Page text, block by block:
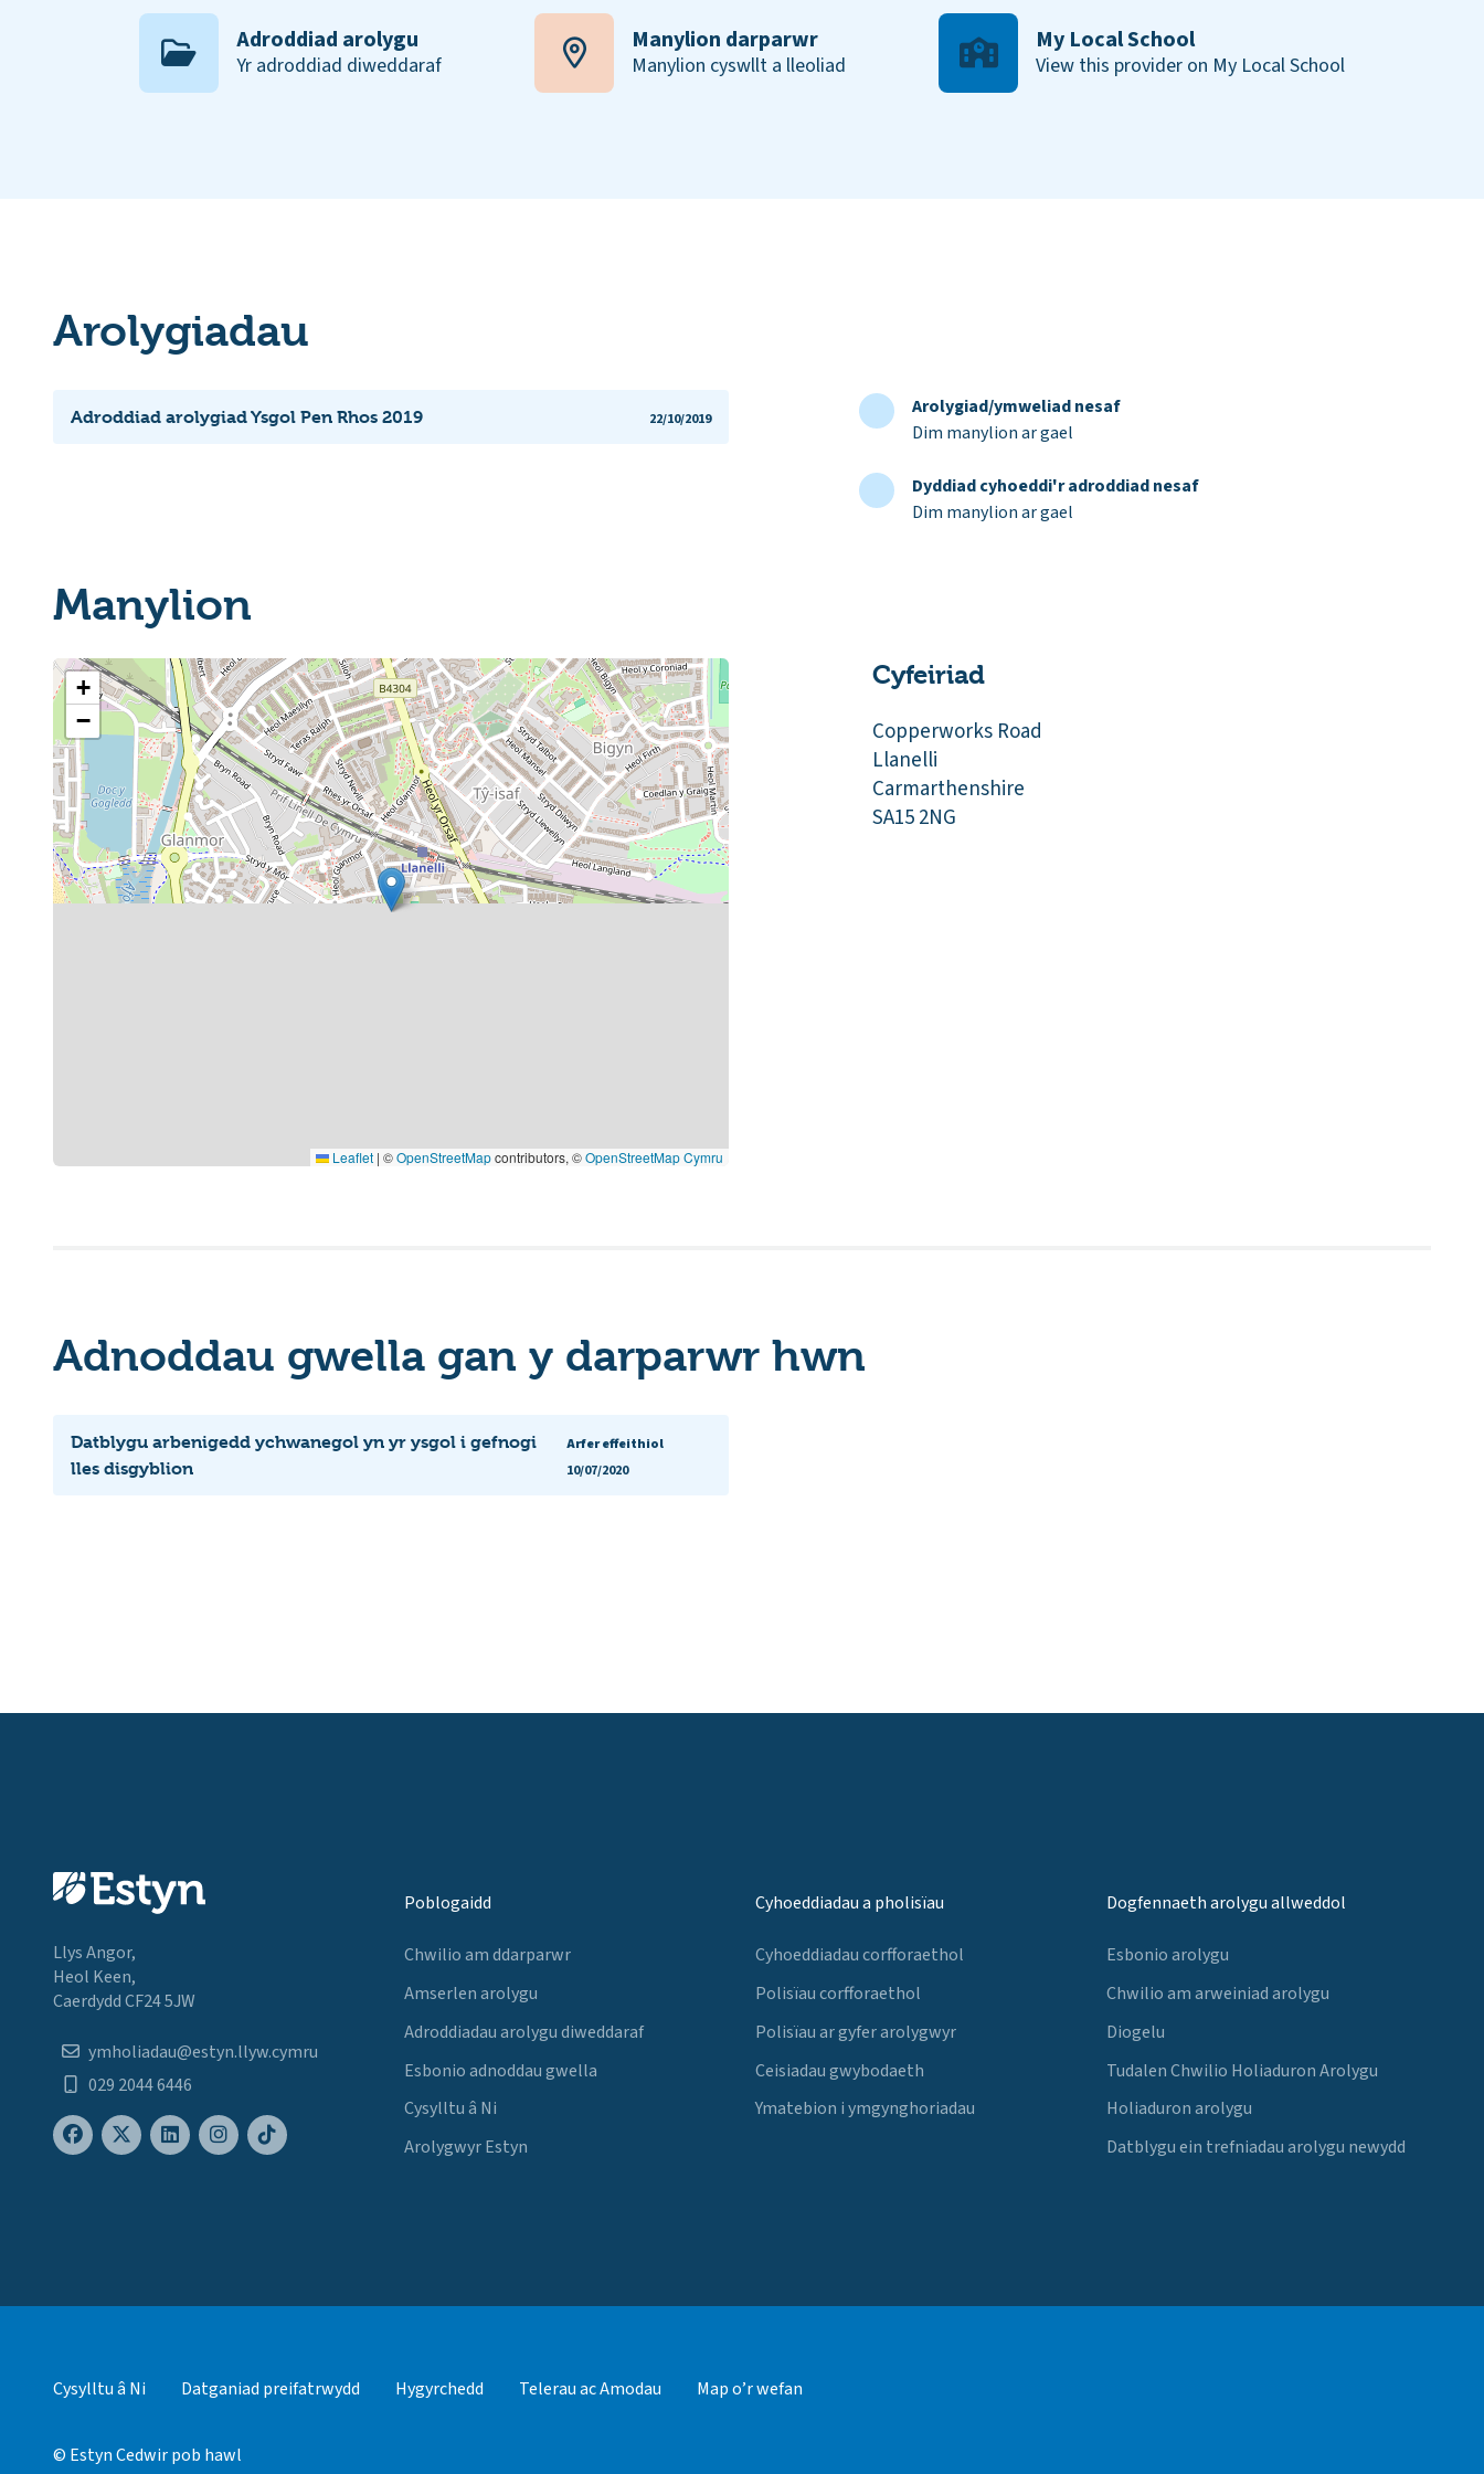
Adroddiad arolygu
Yr adroddiad diweddaraf
Manylion darparwr
Manylion cyswllt a lleoliad
My Local School
View this provider on My Local School
Arolygiadau
Adroddiad arolygiad Ysgol Pen Rhos 2019 22/10/2019
Arolygiad/ymweliad nesaf
Dim manylion ar gael
Dyddiad cyhoeddi'r adroddiad nesaf
Dim manylion ar gael
Manylion
+
−
Leaflet | ©OpenStreetMapcontributors, ©OpenStreetMap Cymru
Cyfeiriad
Copperworks Road
Llanelli
Carmarthenshire
SA15 2NG
Adnoddau gwella gan y darparwr hwn
Datblygu arbenigedd ychwanegol yn yr ysgol i gefnogi
lles disgyblion
Arfer effeithiol
10/07/2020
Llys Angor,
Heol Keen,
Caerdydd CF24 5JW
ymholiadau@estyn.llyw.cymru
029 2044 6446
Poblogaidd
Chwilio am ddarparwr
Amserlen arolygu
Adroddiadau arolygu diweddaraf
Esbonio adnoddau gwella
Cysylltu â Ni
Arolygwyr Estyn
Cyhoeddiadau a pholisïau
Cyhoeddiadau corfforaethol
Polisïau corfforaethol
Polisïau ar gyfer arolygwyr
Ceisiadau gwybodaeth
Ymatebion i ymgynghoriadau
Dogfennaeth arolygu allweddol
Esbonio arolygu
Chwilio am arweiniad arolygu
Diogelu
Tudalen Chwilio Holiaduron Arolygu
Holiaduron arolygu
Datblygu ein trefniadau arolygu newydd
Cysylltu â Ni Datganiad preifatrwydd Hygyrchedd Telerau ac Amodau Map o’r wefan
© Estyn Cedwir pob hawl